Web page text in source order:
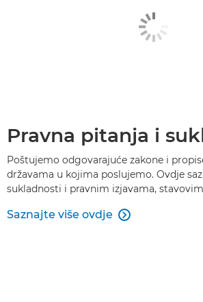
Pravna pitanja i
Poštujemo odgovarajuće zakone i
državama u kojima poslujemo. Ovdje
sukladnosti i pravnim izjavama,
Saznajte više ovdje 